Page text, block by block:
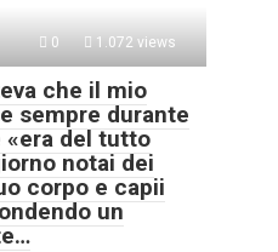
0 1.072 views
che il mio
sempre durante
del tutto
notai dei
corpo e capii
un